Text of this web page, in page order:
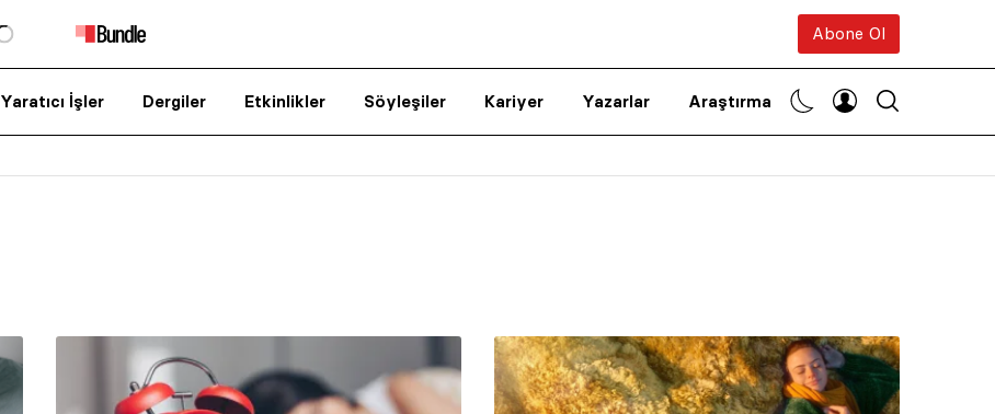
Abone Ol
Yaratıcı İşler Dergiler Etkinlikler Söyleşiler Kariyer Yazarlar Araştırma